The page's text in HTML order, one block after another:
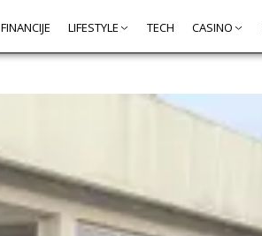
FINANCIJE LIFESTYLE TECH CASINO